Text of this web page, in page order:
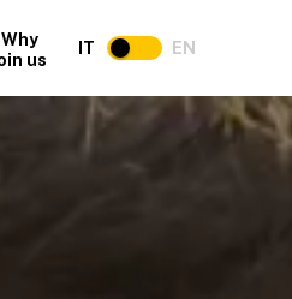
Why
us
IT EN